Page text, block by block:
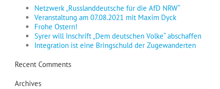
Netzwerk „Russlanddeutsche für die AfD NRW“
Veranstaltung am 07.08.2021 mit Maxim Dyck
Frohe Ostern!
Syrer will Inschrift „Dem deutschen Volke“ abschaffen
Integration ist eine Bringschuld der Zugewanderten
Recent Comments
Archives